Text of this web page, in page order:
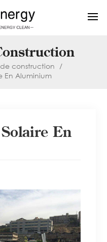
construction /
En Aluminium
En